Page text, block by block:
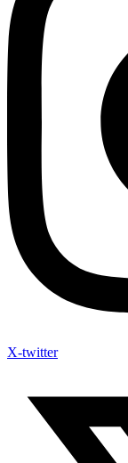
X-twitter